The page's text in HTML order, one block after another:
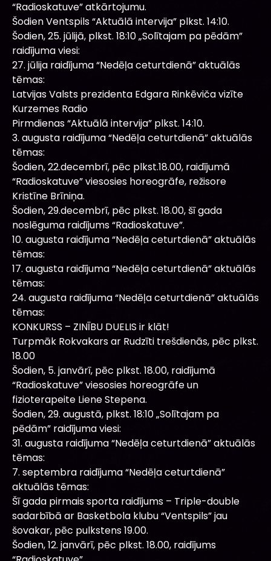
“Radioskatuve” atkārtojumu.
Šodien Ventspils “Aktuālā intervija” plkst. 14:10.
Šodien, 25. jūlijā, plkst. 18:10 „Solītajam pa pēdām”
raidījuma viesi:
27. jūlija raidījuma “Nedēļa ceturtdienā” aktuālās
tēmas:
Latvijas Valsts prezidenta Edgara Rinkēviča vizīte
Kurzemes Radio
Pirmdienas “Aktuālā intervija” plkst. 14:10.
3. augusta raidījuma “Nedēļa ceturtdienā” aktuālās
tēmas:
Šodien, 22.decembrī, pēc plkst.18.00, raidījumā
“Radioskatuve” viesosies horeogrāfe, režisore
Kristīne Brīniņa.
Šodien, 29.decembrī, pēc plkst. 18.00, šī gada
noslēguma raidījums “Radioskatuve”.
10. augusta raidījuma “Nedēļa ceturtdienā” aktuālās
tēmas:
17. augusta raidījuma “Nedēļa ceturtdienā” aktuālās
tēmas:
24. augusta raidījuma “Nedēļa ceturtdienā” aktuālās
tēmas:
KONKURSS – ZINĪBU DUELIS ir klāt!
Turpmāk Rokvakars ar Rudzīti trešdienās, pēc plkst.
18.00
Šodien, 5. janvārī, pēc plkst. 18.00, raidījumā
“Radioskatuve” viesosies horeogrāfe un
fizioterapeite Liene Stepena.
Šodien, 29. augustā, plkst. 18:10 „Solītajam pa
pēdām” raidījuma viesi:
31. augusta raidījuma “Nedēļa ceturtdienā” aktuālās
tēmas:
7. septembra raidījuma “Nedēļa ceturtdienā”
aktuālās tēmas:
Šī gada pirmais sporta raidījums – Triple-double
sadarbībā ar Basketbola klubu “Ventspils” jau
šovakar, pēc pulkstens 19.00.
Šodien, 12. janvārī, pēc plkst. 18.00, raidījums